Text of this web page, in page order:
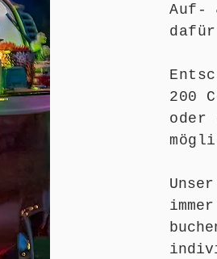
Auf-
200
oder